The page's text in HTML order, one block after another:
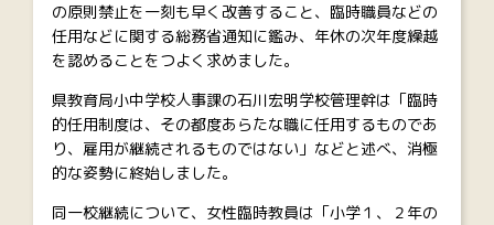
の原則禁止を一刻も早く改善すること、臨時職員などの
任用などに関する総務省通知に鑑み、年休の次年度繰越
を認めることをつよく求めました。
県教育局小中学校人事課の石川宏明学校管理幹は「臨時
的任用制度は、その都度あらたな職に任用するものであ
り、雇用が継続されるものではない」などと述べ、消極
的な姿勢に終始しました。
同一校継続について、女性臨時教員は「小学１、２年の